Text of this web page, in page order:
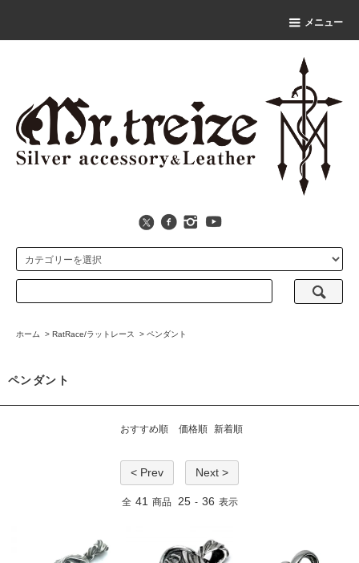
メニュー
ホーム > RatRace/ラットレース > ペンダント
ペンダント
おすすめ順 価格順 新着順
< Prev Next >
全 41 商品 25 - 36 表示